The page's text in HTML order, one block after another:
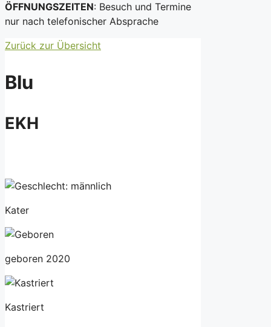
ÖFFNUNGSZEITEN: Besuch und Termine
nur nach telefonischer Absprache
Zurück zur Übersicht
Blu
EKH
Kater
geboren 2020
Kastriert